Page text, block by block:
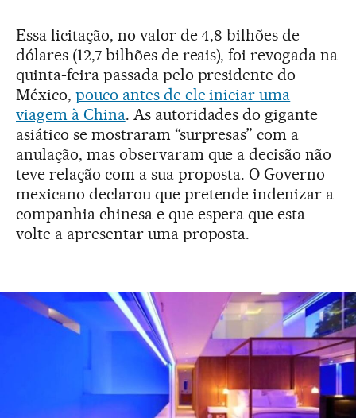
Essa licitação, no valor de 4,8 bilhões de
dólares (12,7 bilhões de reais), foi revogada na
quinta-feira passada pelo presidente do
México, pouco antes de ele iniciar uma
viagem à China. As autoridades do gigante
asiático se mostraram “surpresas” com a
anulação, mas observaram que a decisão não
teve relação com a sua proposta. O Governo
mexicano declarou que pretende indenizar a
companhia chinesa e que espera que esta
volte a apresentar uma proposta.